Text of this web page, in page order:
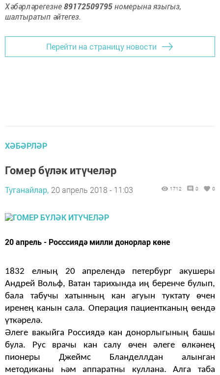
Хәбәрләрегезне89172509795номерына языгыз,
шалтыратып әйтегез.
Перейти на страницу новости
ХӘБӘРЛӘР
Гомер бүләк итүчеләр
Туганайлар, 20 апрель 2018 - 11:03 1712 0 0
20 апрель - Росссиядә милли донорлар көне
1832 елның 20 апрелендә петербург акушеры
Андрей Вольф, Ватан тарихында иң беренче булып,
бала табучы хатынның кан агуын туктату өчен
иренең канын сала. Операция пациентканың өендә
үткәрелә.
Әлеге вакыйга Россиядә кан донорлыгының башы
була. Рус врачы кан салу өчен әлеге өлкәнең
пионеры Джеймс Бланделлдан алынган
методиканы һәм аппаратны куллана. Алга таба